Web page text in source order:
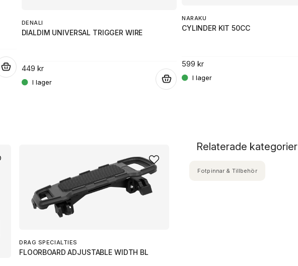
DENALI
DIALDIM UNIVERSAL TRIGGER WIRE
449 kr
NARAKU
CYLINDER KIT 50CC
599 kr
DRAG SPECIALTIES
FLOORBOARD ADJUSTABLE WIDTH BL
Relaterade kategorier
Fotpinnar & Tillbehör